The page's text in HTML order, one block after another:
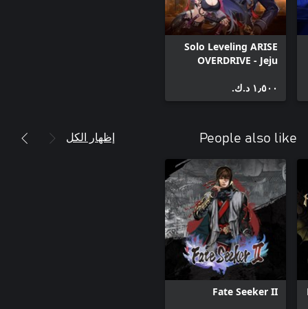
Solo Leveling ARISE
OVERDRIVE - Jeju
Pack
١٫٥٠٠ د.ك.‏
People also like إظهار الكل
Fate Seeker II